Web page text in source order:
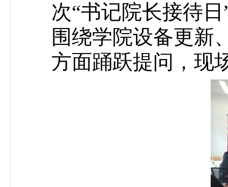
次“书记院长接待
围绕学院设备更新
方面踊跃提问，现